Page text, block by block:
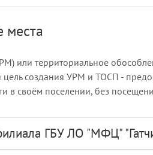
места
или территориальное
цель создания УРМ и ТОСП -
в своём поселении, без
ГБУ ЛО "МФЦ"